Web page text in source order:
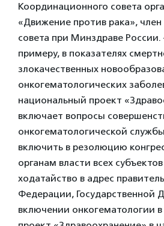
Координационного совета
«Движение против рака»,
совета при Минздраве России.
примеру, в показателях
злокачественных
онкогематологических
национальный проект
включает вопросы
онкогематологической
включить в резолюцию
органам власти всех
ходатайство в адрес
Федерации, Государственной
включении онкогематологии